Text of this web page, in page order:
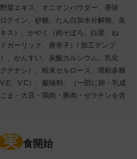
菜エキス、オニオンパウダー、香味
テイン、砂糖、たん白加水分解物、魚
ス）、かやく（肉そぼろ、白菜、ね
ガーリック、唐辛子）/ 加工デンプ
、かんすい、炭酸カルシウム、乳化
チナシ）、粉末セルロース、増粘多糖
、V.C）、酸味料、（一部に卵・乳成
ま・大豆・鶏肉・豚肉・ゼラチンを含
実 食開始